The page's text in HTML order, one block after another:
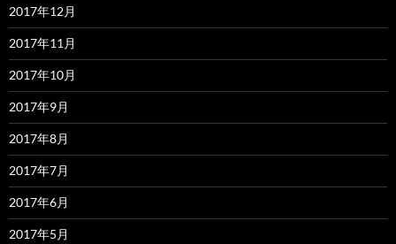
2017年12月
2017年11月
2017年10月
2017年9月
2017年8月
2017年7月
2017年6月
2017年5月